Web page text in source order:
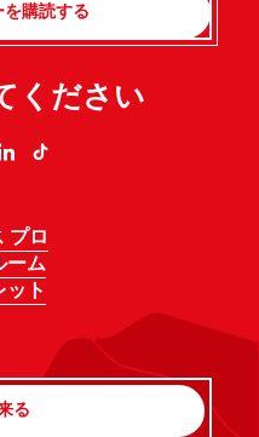
購読する
ください
プロ
ーム
ット
る